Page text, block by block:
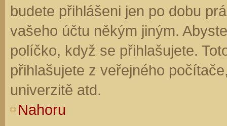
budete přihlášeni jen po dobu
vašeho účtu někým jiným.
políčko, když se přihlašujete.
přihlašujete z veřejného
univerzitě atd.
Nahoru